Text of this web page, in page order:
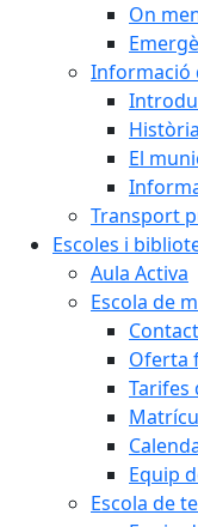
On
Informació
Història
El
Transport
Escoles i
Aula Activa
Escola de
Oferta
Tarifes
Equip
Escola de